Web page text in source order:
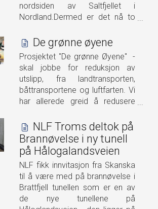
nordsiden av Saltfjellet i
Nordland.Dermed er det nå to
Lønsdal:Erstatningsbrua med
kjørefelt nordover, og den gamle
Lønselv bru med kjørefelt
sørover i retning
Saltfjellet.BakgrunnStatens
vegvesen avdekket sommeren
2025 svakheter i kantdragerne
Viskisbrua.– Disse svakhetene
gjør at vi ikke ønsker trafikk ut
mot sidene på brua, som derfor
har vært lysregulert med ett
kjørefelt siden, sier byggeleder
Kristian Riddervold Andreassen i
Statens vegvesen.– Vi har
konkludert med at vi ikke skal
De grønne øyene
Prosjektet "De grønne Øyene" -
skal jobbe for reduksjon av
utslipp, fra landtransporten,
båttransportene og luftfarten. Vi
har allerede greid å redusere
privatbilistenes overgang til el-
biler, den lokale distribusjonen
som i stadig større grad tar ny
teknologi i bruk. Når det gjelder
skipstrafikken er det store
forventninger til de nye
"hydrogen-fergene" som skal
tas i bruk i løpet av 2028.
NLF Troms deltok på
Brannøvelse i ny tunell
på Hålogalandsveien
NLF fikk innvitasjon fra Skanska
til å være med på brannøvelse i
Brattfjell tunellen som er en av
de nye tunellene på